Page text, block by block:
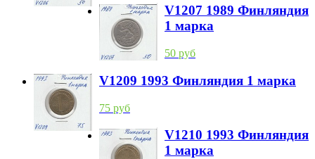
V1207 1989 Финляндия
1 марка
50 руб
V1209 1993 Финляндия 1 марка
75 руб
V1210 1993 Финляндия
1 марка